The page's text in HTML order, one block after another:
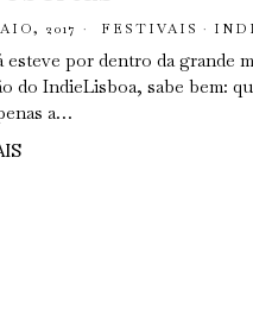
2017 FESTIVAIS ·
esteve por dentro da grande
do IndieLisboa, sabe bem:
a…